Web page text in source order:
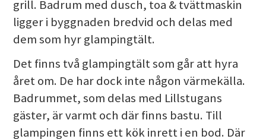
grill. Badrum med dusch, toa & tvättmaskin
ligger i byggnaden bredvid och delas med
dem som hyr glampingtält.
Det finns två glampingtält som går att hyra
året om. De har dock inte någon värmekälla.
Badrummet, som delas med Lillstugans
gäster, är varmt och där finns bastu. Till
glampingen finns ett kök inrett i en bod. Där